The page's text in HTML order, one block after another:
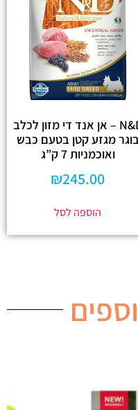
N&D – אן אנד די מזון לכלב
בוגר מגזע קטן בטעם כבש
ואוכמניות 7 ק”ג
₪245.00
הוספה לסל